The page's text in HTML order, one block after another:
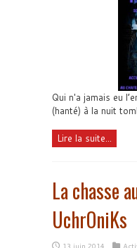
Qui n'a jamais eu
(hanté) à la nuit
Lire la suite...
La chasse
UchrOniKs